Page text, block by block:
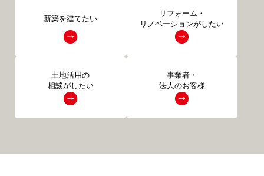
新築を建てたい
リフォーム・
リノベーションがしたい
土地活用の
相談がしたい
事業者・
法人のお客様